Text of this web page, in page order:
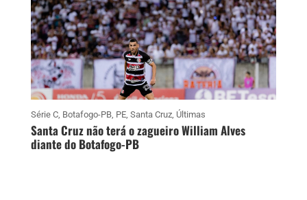
Série C, Botafogo-PB, PE, Santa Cruz, Últimas
Santa Cruz não terá o zagueiro William Alves
diante do Botafogo-PB